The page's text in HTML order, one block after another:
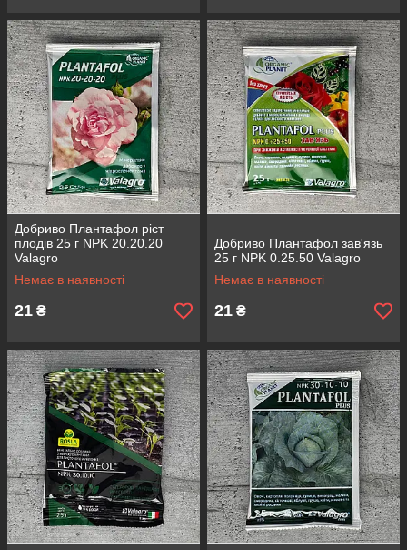
Добриво Плантафол ріст
плодів 25 г NPK 20.20.20
Valagro
Немає в наявності
21 ₴
Добриво Плантафол зав'язь
25 г NPK 0.25.50 Valagro
Немає в наявності
21 ₴